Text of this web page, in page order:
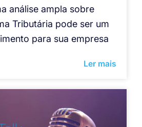
análise ampla sobre
Tributária pode ser um
para sua empresa
Ler mais